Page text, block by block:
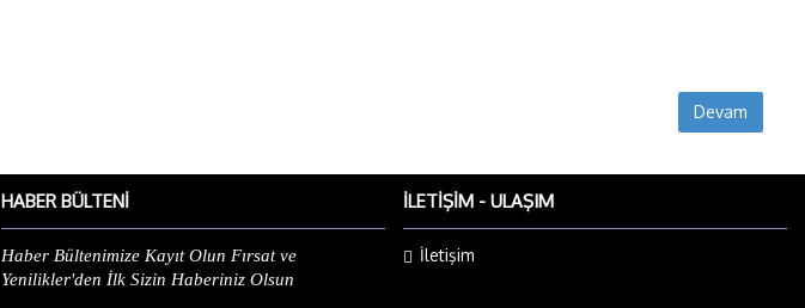
Devam
HABER BÜLTENI
Haber Bültenimize Kayıt Olun Fırsat ve
Yenilikler'den İlk Sizin Haberiniz Olsun
İLETIŞIM - ULAŞIM
İletişim